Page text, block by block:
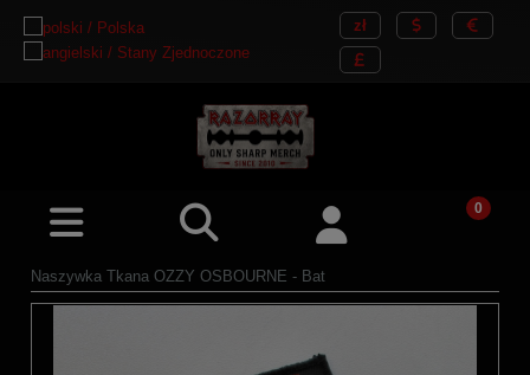
Naszywka Tkana OZZY OSBOURNE - Bat